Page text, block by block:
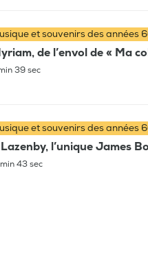
et souvenirs des années
de l’envol de « Ma
39 sec
et souvenirs des années
l’unique James
43 sec